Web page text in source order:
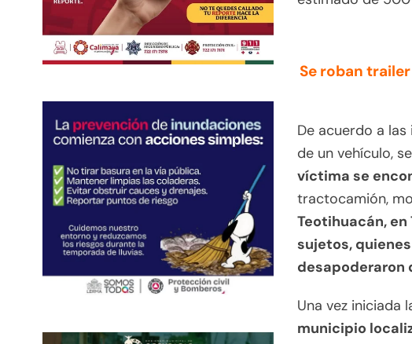
Se roban
De acuerdo a
de un vehículo,
víctima se
tractocamión,
Teotihuacán, en
sujetos,
desapoderaron
Una vez iniciada
municipio